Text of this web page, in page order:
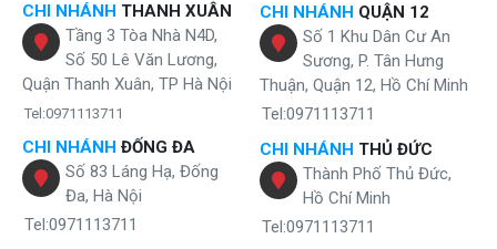
CHI NHÁNH THANH XUÂN
Tầng 3 Tòa Nhà N4D,
Số 50 Lê Văn Lương,
Quận Thanh Xuân, TP Hà Nội
Tel:0971113711
CHI NHÁNH ĐỐNG ĐA
Số 83 Láng Hạ, Đống
Đa, Hà Nội
Tel:0971113711
CHI NHÁNH QUẬN 12
Số 1 Khu Dân Cư An
Sương, P. Tân Hưng
Thuận, Quận 12, Hồ Chí Minh
Tel:0971113711
CHI NHÁNH THỦ ĐỨC
Thành Phố Thủ Đức,
Hồ Chí Minh
Tel:0971113711